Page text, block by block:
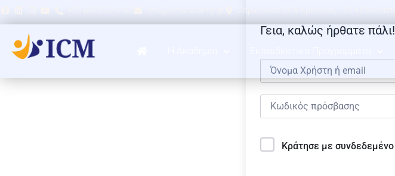
Γεια, καλώς ήρθατε πάλι!
Κράτησε με συνδεδεμένο